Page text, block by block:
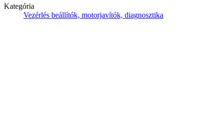
Kategória
Vezérlés beállítók, motorjavítók, diagnosztika